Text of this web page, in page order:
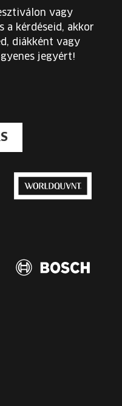
vagy
a kérdéseid, akkor
diákként vagy
jegyért!